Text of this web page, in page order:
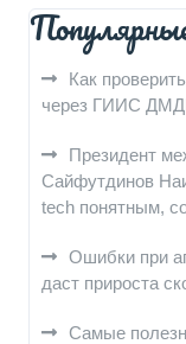
Как
через ГИИС
Президент
Сайфутдинов
tech понятным,
Ошибки при
даст прироста
Самые